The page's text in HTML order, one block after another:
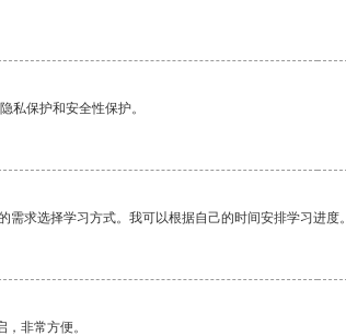
私保护和安全性保护。
求选择学习方式。我可以根据自己的时间安排学习进度。
非常方便。